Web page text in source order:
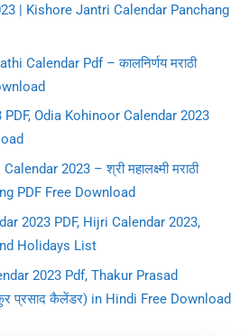
| Kishore Jantri Calendar Panchang
Calendar Pdf – कालनिर्णय मराठी
Odia Kohinoor Calendar 2023
2023 – श्री महालक्ष्मी मराठी
PDF Free Download
2023 PDF, Hijri Calendar 2023,
Holidays List
2023 Pdf, Thakur Prasad
प्रसाद कैलेंडर) in Hindi Free Download